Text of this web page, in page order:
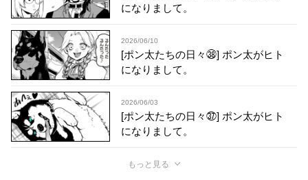
になりまして。
2026/06/10
[ポン太たちの日々㊳] ポン太がヒト
になりまして。
2026/06/03
[ポン太たちの日々㊲] ポン太がヒト
になりまして。
もっと見る